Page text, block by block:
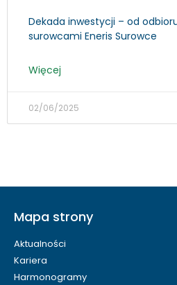
Dekada inwestycji – od
surowcami Eneris Surowce
Więcej
02/06/2025
Mapa strony
Aktualności
Kariera
Harmonogramy